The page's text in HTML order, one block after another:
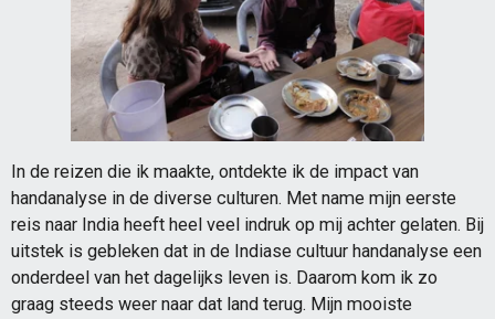
In de reizen die ik maakte, ontdekte ik de impact van
handanalyse in de diverse culturen. Met name mijn eerste
reis naar India heeft heel veel indruk op mij achter gelaten. Bij
uitstek is gebleken dat in de Indiase cultuur handanalyse een
onderdeel van het dagelijks leven is. Daarom kom ik zo
graag steeds weer naar dat land terug. Mijn mooiste